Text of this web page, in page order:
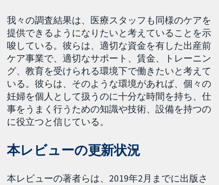
我々の調査結果は、医療スタッフも同様のケアを
提供できるようになりたいと考えていることを示
唆している。彼らは、適切な資金を有した出産前
ケア事業で、適切なサポート、賃金、トレーニン
グ、教育を受けられる環境下で働きたいと考えて
いる。彼らは、そのような環境があれば、個々の
妊婦を個人として扱うのに十分な時間を持ち、仕
事をうまく行うための知識や技術、設備を持つの
に役立つと信じている。
本レビューの更新状況
本レビューの著者らは、2019年2月までに出版さ